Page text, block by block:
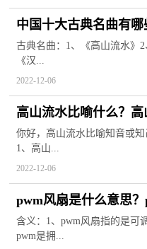
中国十大古典名曲有
曲是什么？
古典名曲：1、《高山流水》
《汉...
2022-12-06
高山流水比喻什么？高
你好，高山流水比喻知音或知
1、高山...
2022-12-06
pwm风扇是什么意思
含义：1、pwm风扇指的是可
pwm是拥...